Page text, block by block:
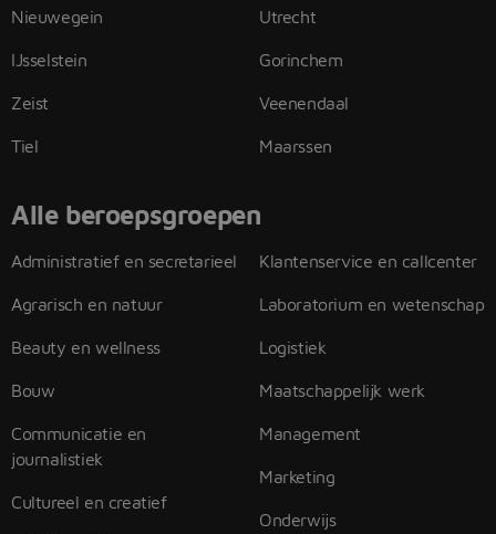
Nieuwegein
IJsselstein
Zeist
Tiel
Utrecht
Gorinchem
Veenendaal
Maarssen
Alle beroepsgroepen
Administratief en secretarieel
Agrarisch en natuur
Beauty en wellness
Bouw
Communicatie en
journalistiek
Cultureel en creatief
Klantenservice en callcenter
Laboratorium en wetenschap
Logistiek
Maatschappelijk werk
Management
Marketing
Onderwijs